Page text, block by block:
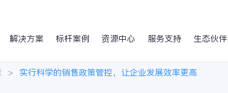
解决方案 标杆案例 资源中心 服务支持 生态伙
> 实行科学的销售政策管控，让企业发展效率更高